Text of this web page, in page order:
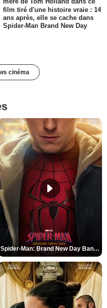
mère de Tom Holland dans ce
film tiré d'une histoire vraie : 14
ans après, elle se cache dans
Spider-Man Brand New Day
cinéma
Spider-Man: Brand New Day Bande-annonce VO STFR